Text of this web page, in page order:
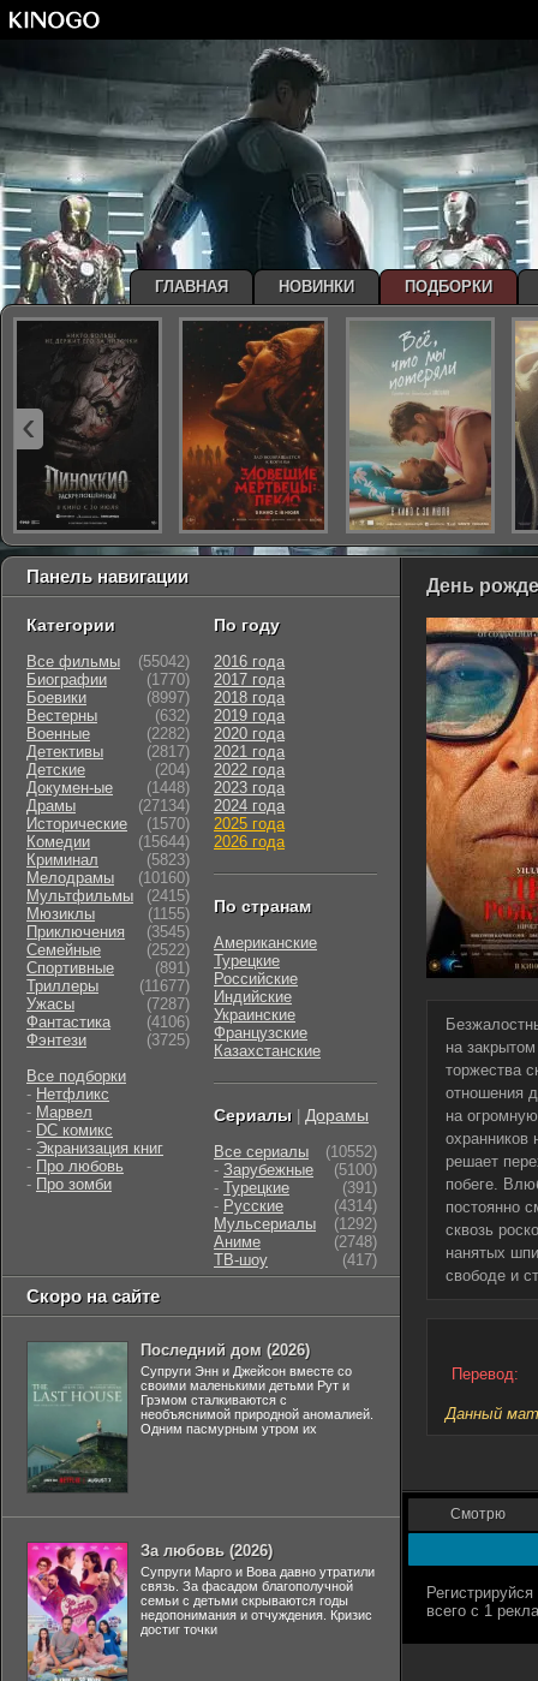
День
на
торжества
отношения
на
охранников
решает
побеге.
постоянно
сквозь
нанятых
свободе и
Перевод:
Данный
Смотрю
Панель навигации
Категории
Все фильмы
(55042)
Биографии
(1770)
Боевики
(8997)
Вестерны
(632)
Военные
(2282)
Детективы
(2817)
Детские
(204)
Докумен-ые
(1448)
Драмы
(27134)
Исторические
(1570)
Комедии
(15644)
Криминал
(5823)
Мелодрамы
(10160)
Мультфильмы
(2415)
Мюзиклы
(1155)
Приключения
(3545)
Семейные
(2522)
Cпортивные
(891)
Триллеры
(11677)
Ужасы
(7287)
Фантастика
(4106)
Фэнтези
(3725)
Все подборки
- Нетфликс
- Марвел
- DC комикс
- Экранизация книг
- Про любовь
- Про зомби
По году
2016 года
2017 года
2018 года
2019 года
2020 года
2021 года
2022 года
2023 года
2024 года
2025 года
2026 года
По странам
Американские
Турецкие
Российские
Индийские
Украинские
Французские
Казахстанские
Сериалы Дорамы
Все сериалы
(10552)
- Зарубежные
(5100)
- Турецкие
(391)
- Русские
(4314)
Мульсериалы
(1292)
Аниме
(2748)
ТВ-шоу
(417)
Скоро на сайте
Последний дом (2026)
Супруги Энн и Джейсон вместе со
своими маленькими детьми Рут и
Грэмом сталкиваются с
необъяснимой природной аномалией.
Одним пасмурным утром их
За любовь (2026)
Супруги Марго и Вова давно утратили
связь. За фасадом благополучной
семьи с детьми скрываются годы
недопонимания и отчуждения. Кризис
достиг точки
ГЛАВНАЯ НОВИНКИ ПОДБОРКИ
‹